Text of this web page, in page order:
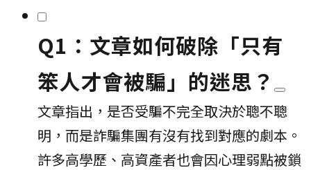
Q1：文章如何破除「只有
笨人才會被騙」的迷思？
文章指出，是否受騙不完全取決於聰不聰
明，而是詐騙集團有沒有找到對應的劇本。
許多高學歷、高資產者也會因心理弱點被鎖